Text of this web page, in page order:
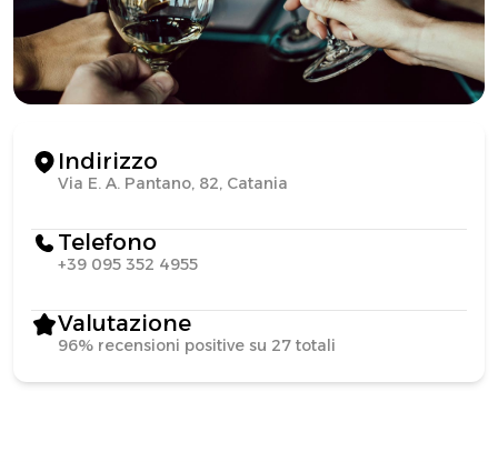
Indirizzo
Via E. A. Pantano, 82, Catania
Telefono
+39 095 352 4955
Valutazione
96% recensioni positive su 27 totali